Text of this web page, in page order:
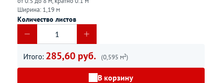
Ширина: 1,19 м
Количество листов
Итого: 285,60 руб. (0,595 м²)
В корзину